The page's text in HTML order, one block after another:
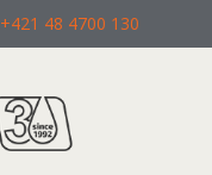
+421 48 4700 130